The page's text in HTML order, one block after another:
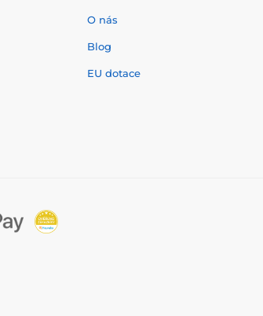
O nás
Blog
EU dotace